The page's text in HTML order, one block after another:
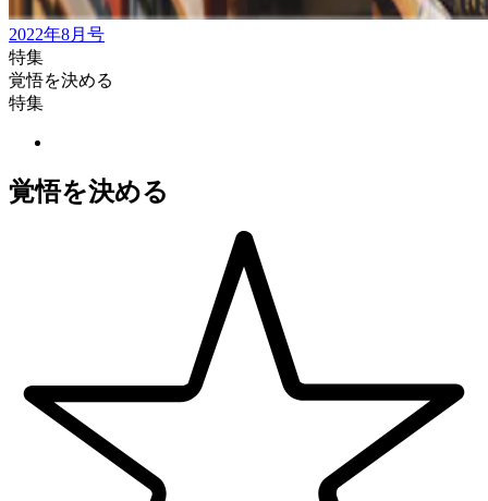
2022年8月号
特集
覚悟を決める
特集
覚悟を決める